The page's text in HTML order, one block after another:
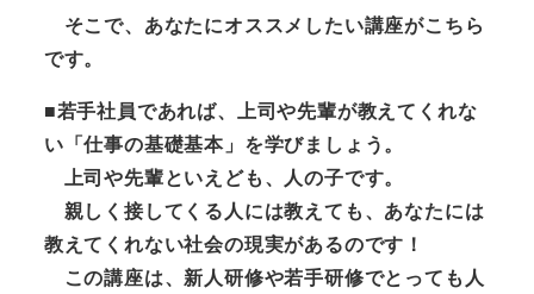
そこで、あなたにオススメしたい講座がこちら
です。
■若手社員であれば、上司や先輩が教えてくれな
い「仕事の基礎基本」を学びましょう。
上司や先輩といえども、人の子です。
親しく接してくる人には教えても、あなたには
教えてくれない社会の現実があるのです！
この講座は、新人研修や若手研修でとっても人